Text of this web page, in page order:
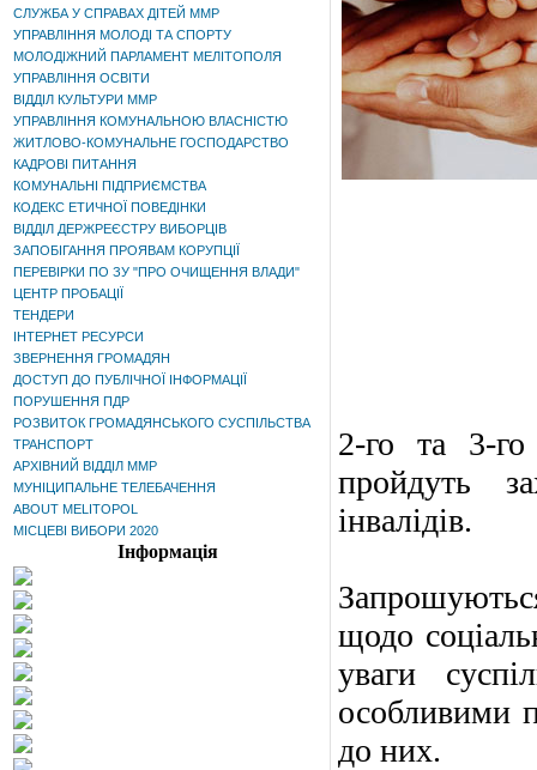
СЛУЖБА У СПРАВАХ ДІТЕЙ ММР
УПРАВЛІННЯ МОЛОДІ ТА СПОРТУ
МОЛОДІЖНИЙ ПАРЛАМЕНТ МЕЛІТОПОЛЯ
УПРАВЛІННЯ ОСВІТИ
ВІДДІЛ КУЛЬТУРИ ММР
УПРАВЛІННЯ КОМУНАЛЬНОЮ ВЛАСНІСТЮ
ЖИТЛОВО-КОМУНАЛЬНЕ ГОСПОДАРСТВО
КАДРОВІ ПИТАННЯ
КОМУНАЛЬНІ ПІДПРИЄМСТВА
КОДЕКС ЕТИЧНОЇ ПОВЕДІНКИ
ВІДДІЛ ДЕРЖРЕЄСТРУ ВИБОРЦІВ
ЗАПОБІГАННЯ ПРОЯВАМ КОРУПЦІЇ
ПЕРЕВІРКИ ПО ЗУ "ПРО ОЧИЩЕННЯ ВЛАДИ"
ЦЕНТР ПРОБАЦІЇ
ТЕНДЕРИ
ІНТЕРНЕТ РЕСУРСИ
ЗВЕРНЕННЯ ГРОМАДЯН
ДОСТУП ДО ПУБЛІЧНОЇ ІНФОРМАЦІЇ
ПОРУШЕННЯ ПДР
РОЗВИТОК ГРОМАДЯНСЬКОГО СУСПІЛЬСТВА
ТРАНСПОРТ
АРХІВНИЙ ВІДДІЛ ММР
МУНІЦИПАЛЬНЕ ТЕЛЕБАЧЕННЯ
ABOUT MELITOPOL
МІСЦЕВІ ВИБОРИ 2020
Інформація
2-го та 3-го
пройдуть
інвалідів.
щодо
уваги
особливими
до них.